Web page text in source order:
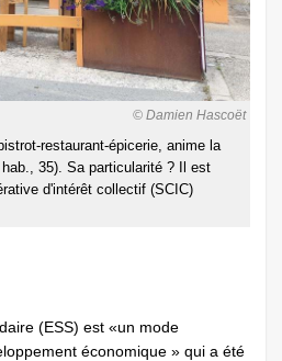
© Damien Hascoët
restaurant-épicerie, anime la
35). Sa particularité ? Il est
d'intérêt collectif (SCIC)
(ESS) est «un mode
économique » qui a été